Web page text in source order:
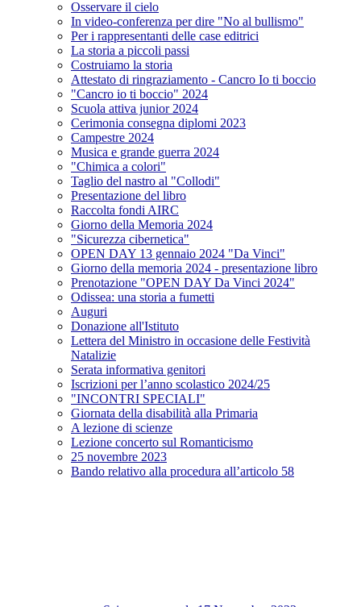
Osservare il cielo
In video-conferenza per dire "No al bullismo"
Per i rappresentanti delle case editrici
La storia a piccoli passi
Costruiamo la storia
Attestato di ringraziamento - Cancro Io ti boccio
"Cancro io ti boccio" 2024
Scuola attiva junior 2024
Cerimonia consegna diplomi 2023
Campestre 2024
Musica e grande guerra 2024
"Chimica a colori"
Taglio del nastro al "Collodi"
Presentazione del libro
Raccolta fondi AIRC
Giorno della Memoria 2024
"Sicurezza cibernetica"
OPEN DAY 13 gennaio 2024 "Da Vinci"
Giorno della memoria 2024 - presentazione libro
Prenotazione "OPEN DAY Da Vinci 2024"
Odissea: una storia a fumetti
Auguri
Donazione all'Istituto
Lettera del Ministro in occasione delle Festività
Natalizie
Serata informativa genitori
Iscrizioni per l’anno scolastico 2024/25
"INCONTRI SPECIALI"
Giornata della disabilità alla Primaria
A lezione di scienze
Lezione concerto sul Romanticismo
25 novembre 2023
Bando relativo alla procedura all’articolo 58